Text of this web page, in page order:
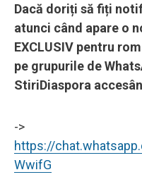
Dacă doriți să fiți
atunci când apare o
EXCLUSIV pentru
pe grupurile de
StiriDiaspora
->
https://
WwifG